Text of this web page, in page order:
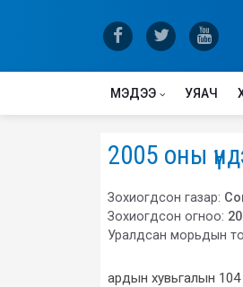
МЭДЭЭ УЯАЧ
2005 оны
Зохиогдсон газар:
Зохиогдсон огноо:
Уралдсан морьдын
ардын хувьгалын